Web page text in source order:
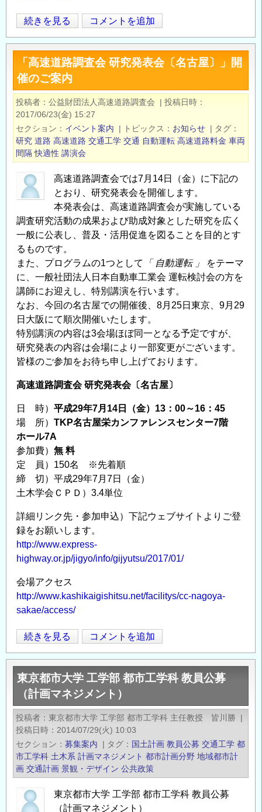
国
総
研
「任
期
付
研
究
員」
の
募
～
会
資
本
整
備
に
関
す
る
５
の
野
新
た
に
研
者
を
募
集
し
ま
す
の
続きを見る コメントを追加
「高速道路調査会 研究発表会〔名古屋〕」開
催のご案内
投稿者 公益財団法人高速道路調査会 | 投稿日時
2017/06/23(金) 15:27
セクション
イベント案内 | トピックス お知らせ | タグ
研究 道路 高速道路 交通工学 交通 自動運転 高速道路料金 車両
間隔 快適性 講演会
高速道路調査会では7月14日（金）に下記の
とおり、研究発表会を開催します。
本発表会は、高速道路調査会が実施している
調査研究活動の成果および助成対象とした研究を広く
一般に公表し、普及・活用促進を図ることを目的とす
るものです。
また、プログラムの1つとして
「 自動運転 」
をテーマ
に、一般社団法人日本自動車工業会 運転検討会の方を
講師にお迎えし、特別講演を行います。
なお、今回の名古屋での開催後、8月25日東京、9月29
日大阪にて順次開催いたします。
特別講演の内容は3会場ほぼ同一となる予定ですが、
研究発表の内容は会場により一部変更がございます。
皆様のご参加をお待ち申し上げております。
高速道路調査会 研究発表会〔名古屋〕
日 時） 平成29年7月14日（金）13：00～16：45
場 所） TKP名古屋栄カンファレンスセンター7階
ホール7A
参加費） 無 料
定 員）150名 ※先着順
締 切）平成29年7月7日（金）
土木学会ＣＰＤ）3.4単位
詳細リンク先・参加申込）下記ウェブサイトよりご登
録をお願いします。
http://www.express-
highway.or.jp/jigyo/info/gijyutsu/2017/01/
会場アクセス
http://www.kashikaigishitsu.net/facilitys/cc-nagoya-
sakae/access/
「高
速
道
路
調
査
会
研
究
発
会
続きを見る コメントを追加
東京都市大学 工学部 都市工学科 教員公募
（計画マネジメント）
投稿者 東京都市大学 工学部 都市工学科 主任教授 皆川勝
|
投稿日時
2014/07/29(火) 10:03
セクション
募集案内 | タグ 国土計画 教員公募 交通工学 都
市工学科 土木系 計画マネジメント 都市計画分野 地域都市計
画 交通計画 景観・デザイン 公共政策
東京都市大学 工学部 都市工学科 教員公募
（計画マネジメント）